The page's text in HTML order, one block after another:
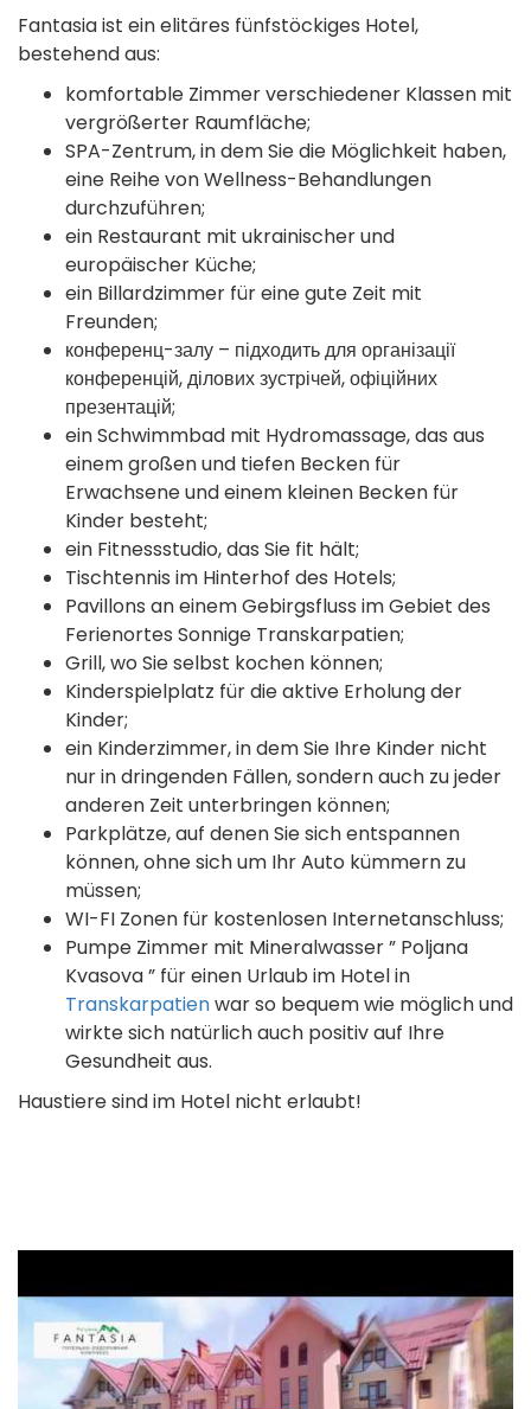
Fantasia ist ein elitäres fünfstöckiges Hotel,
bestehend aus:
komfortable Zimmer verschiedener Klassen mit
vergrößerter Raumfläche;
SPA-Zentrum, in dem Sie die Möglichkeit haben,
eine Reihe von Wellness-Behandlungen
durchzuführen;
ein Restaurant mit ukrainischer und
europäischer Küche;
ein Billardzimmer für eine gute Zeit mit
Freunden;
конференц-залу – підходить для організації
конференцій, ділових зустрічей, офіційних
презентацій;
ein Schwimmbad mit Hydromassage, das aus
einem großen und tiefen Becken für
Erwachsene und einem kleinen Becken für
Kinder besteht;
ein Fitnessstudio, das Sie fit hält;
Tischtennis im Hinterhof des Hotels;
Pavillons an einem Gebirgsfluss im Gebiet des
Ferienortes Sonnige Transkarpatien;
Grill, wo Sie selbst kochen können;
Kinderspielplatz für die aktive Erholung der
Kinder;
ein Kinderzimmer, in dem Sie Ihre Kinder nicht
nur in dringenden Fällen, sondern auch zu jeder
anderen Zeit unterbringen können;
Parkplätze, auf denen Sie sich entspannen
können, ohne sich um Ihr Auto kümmern zu
müssen;
WI-FI Zonen für kostenlosen Internetanschluss;
Pumpe Zimmer mit Mineralwasser ” Poljana
Kvasova ” für einen Urlaub im Hotel in
Transkarpatienwar so bequem wie möglich und
wirkte sich natürlich auch positiv auf Ihre
Gesundheit aus.
Haustiere sind im Hotel nicht erlaubt!